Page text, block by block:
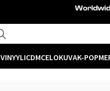
VINYYLICDMCELOKUVAK-POP